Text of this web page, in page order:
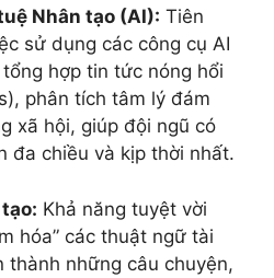
Nhân tạo (AI): Tiên
sử dụng các công cụ AI
hợp tin tức nóng hổi
phân tích tâm lý đám
xã hội, giúp đội ngũ có
đa chiều và kịp thời nhất.
Khả năng tuyệt vời
hóa” các thuật ngữ tài
thành những câu chuyện,